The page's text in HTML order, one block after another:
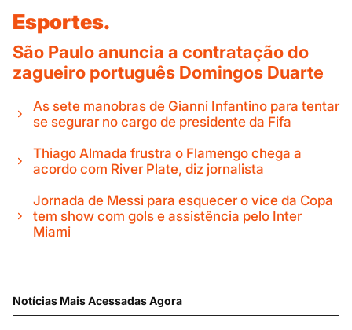
Esportes.
São Paulo anuncia a contratação do
zagueiro português Domingos Duarte
As sete manobras de Gianni Infantino para tentar
se segurar no cargo de presidente da Fifa
Thiago Almada frustra o Flamengo chega a
acordo com River Plate, diz jornalista
Jornada de Messi para esquecer o vice da Copa
tem show com gols e assistência pelo Inter
Miami
Notícias Mais Acessadas Agora